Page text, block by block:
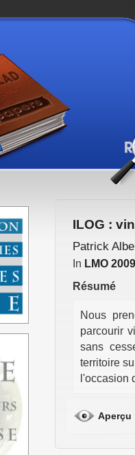
ILOG :
Patrick
In LMO 2009
Résumé
Nous
parcourir
sans
territoire
l'occasion
Aperçu